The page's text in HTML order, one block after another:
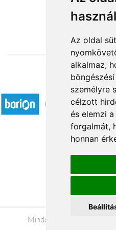
használ
Az oldal
alkalmaz,
személyre
célzott
és elemzi
forgalmát,
honnan
16 760
Elfogadott
Minden jog fenntartva ©